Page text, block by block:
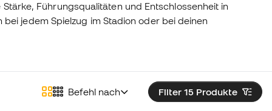
Führungsqualitäten und Entschlossenheit in
jedem Spielzug im Stadion oder bei deinen
Filter 15 Produkte
Befehl nach